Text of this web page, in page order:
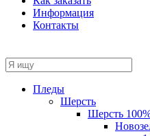
Информация
Контакты
Пледы
Шерсть
Шерсть